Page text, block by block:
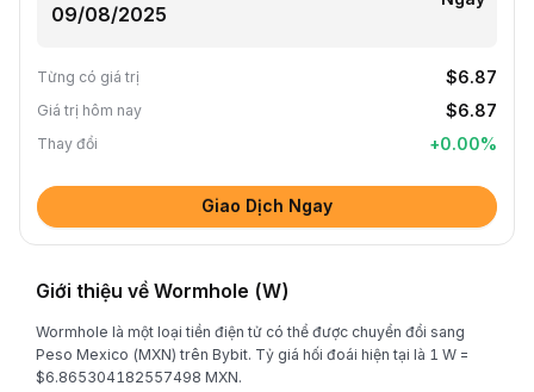
Từng có giá trị $6.87
Giá trị hôm nay $6.87
Thay đổi +0.00%
Giao Dịch Ngay
Giới thiệu về Wormhole (W)
Wormhole là một loại tiền điện tử có thể được chuyển đổi sang
Peso Mexico (MXN) trên Bybit. Tỷ giá hối đoái hiện tại là 1 W =
$6.865304182557498 MXN.